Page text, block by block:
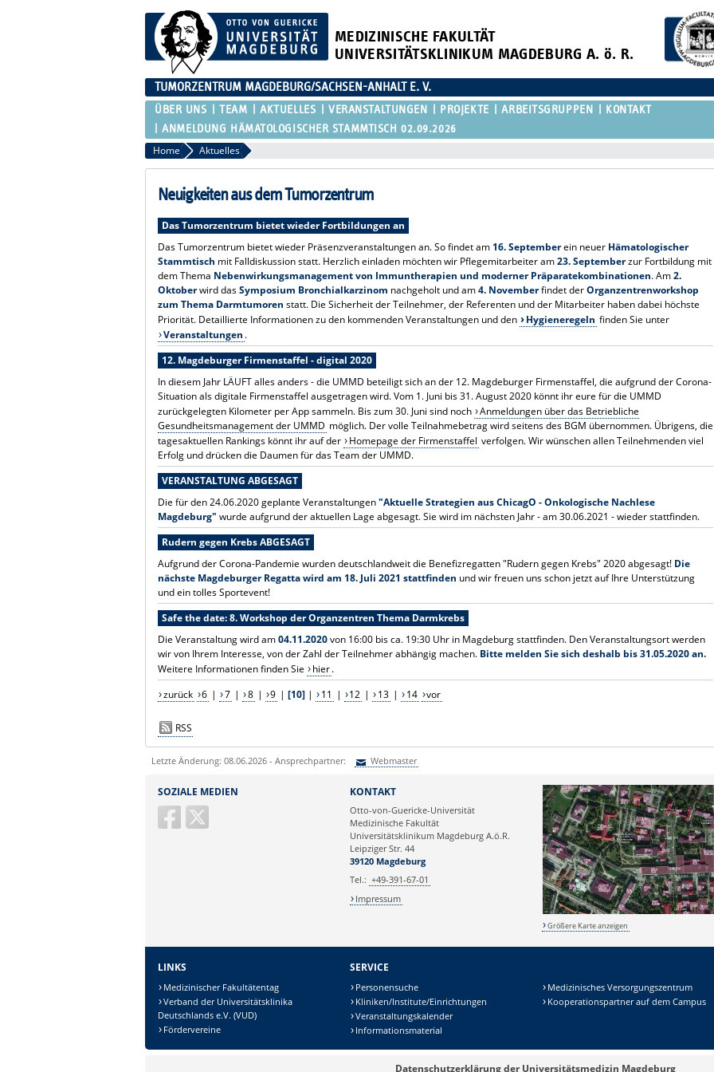
MEDIZINISCHE FAKULTÄT
UNIVERSITÄTSKLINIKUM MAGDEBURG A. ö. R.
TUMORZENTRUM MAGDEBURG/SACHSEN-ANHALT E. V.
ÜBER UNS TEAM AKTUELLES VERANSTALTUNGEN PROJEKTE ARBEITSGRUPPEN
KONTAKT
ANMELDUNG HÄMATOLOGISCHER STAMMTISCH 02.09.2026
Home Aktuelles
Neuigkeiten aus dem Tumorzentrum
Das Tumorzentrum bietet wieder Fortbildungen an
Das Tumorzentrum bietet wieder Präsenzveranstaltungen an. So findet am 16. Septemberein neuer Hämatologischer
Stammtisch mit Falldiskussion statt. Herzlich einladen möchten wir Pflegemitarbeiter am23. Septemberzur Fortbildung mit
dem Thema Nebenwirkungsmanagement von Immuntherapien und moderner Präparatekombinationen. Am2.
Oktoberwird dasSymposium Bronchialkarzinom nachgeholt und am4. Novemberfindet derOrganzentrenworkshop
zum Thema Darmtumoren statt. Die Sicherheit der Teilnehmer, der Referenten und der Mitarbeiter haben dabei höchste
Priorität. Detaillierte Informationen zu den kommenden Veranstaltungen und den
Hygieneregeln finden Sie unter
Veranstaltungen .
12. Magdeburger Firmenstaffel - digital 2020
In diesem Jahr LÄUFT alles anders - die UMMD beteiligt sich an der 12. Magdeburger Firmenstaffel, die aufgrund der Corona-
Situation als digitale Firmenstaffel ausgetragen wird. Vom 1. Juni bis 31. August 2020 könnt ihr eure für die UMMD
zurückgelegten Kilometer per App sammeln. Bis zum 30. Juni sind noch Anmeldungen über das Betriebliche
Gesundheitsmanagement der UMMD möglich. Der volle Teilnahmebetrag wird seitens des BGM übernommen. Übrigens, die
tagesaktuellen Rankings könnt ihr auf der
Homepage der Firmenstaffel verfolgen. Wir wünschen allen Teilnehmenden viel
Erfolg und drücken die Daumen für das Team der UMMD.
VERANSTALTUNG ABGESAGT
Die für den 24.06.2020 geplante Veranstaltungen"Aktuelle Strategien aus ChicagO - Onkologische Nachlese
Magdeburg" wurde aufgrund der aktuellen Lage abgesagt. Sie wird im nächsten Jahr - am 30.06.2021 - wieder stattfinden.
Rudern gegen Krebs ABGESAGT
Aufgrund der Corona-Pandemie wurden deutschlandweit die Benefizregatten "Rudern gegen Krebs" 2020 abgesagt! Die
nächste Magdeburger Regatta wird am 18. Juli 2021 stattfinden und wir freuen uns schon jetzt auf Ihre Unterstützung
und ein tolles Sportevent!
Safe the date: 8. Workshop der Organzentren Thema Darmkrebs
Die Veranstaltung wird am04.11.2020von 16:00 bis ca. 19:30 Uhr in Magdeburg stattfinden. Den Veranstaltungsort werden
wir von Ihrem Interesse, von der Zahl der Teilnehmer abhängig machen. Bitte melden Sie sich deshalb bis 31.05.2020 an.
Weitere Informationen finden Sie
hier.
zurück
6 | 7 | 8 | 9 |[10] | 11 | 12 | 13 | 14 vor
RSS
Letzte Änderung: 08.06.2026 - Ansprechpartner: Webmaster
Ihre E-Mailadresse:
SOZIALE MEDIEN KONTAKT
Otto-von-Guericke-Universität
Medizinische Fakultät
Universitätsklinikum Magdeburg A.ö.R.
Leipziger Str. 44
39120 Magdeburg
Tel.: +49-391-67-01
Impressum
Größere Karte anzeigen
LINKS
Medizinischer Fakultätentag
Verband der Universitätsklinika
Deutschlands e.V. (VUD)
Fördervereine
SERVICE
Personensuche
Kliniken/Institute/Einrichtungen
Veranstaltungskalender
Informationsmaterial
Medizinisches Versorgungszentrum
Kooperationspartner auf dem Campus
Datenschutzerklärung der Universitätsmedizin Magdeburg